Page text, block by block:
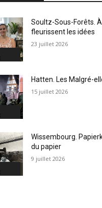
Soultz-Sous-Forêts. À
fleurissent les idées
23 juillet 2026
Hatten. Les Malgré-
15 juillet 2026
Wissembourg.
du papier
9 juillet 2026